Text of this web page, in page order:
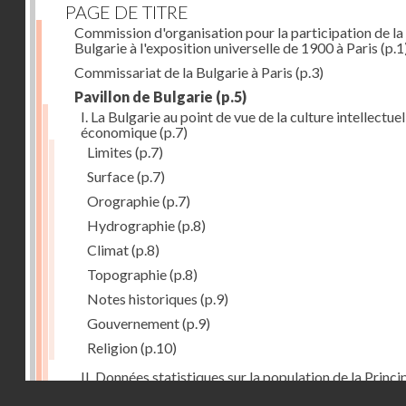
PAGE DE TITRE
Commission d'organisation pour la participation de la
Bulgarie à l'exposition universelle de 1900 à Paris
Commissariat de la Bulgarie à Paris (p.3)
Pavillon de Bulgarie (p.5)
I. La Bulgarie au point de vue de la culture
économique(p.7)
Limites (p.7)
Surface(p.7)
Orographie(p.7)
Hydrographie(p.8)
Climat(p.8)
Topographie(p.8)
Notes historiques (p.9)
Gouvernement(p.9)
Religion(p.10)
II. Données statistiques sur la population de la